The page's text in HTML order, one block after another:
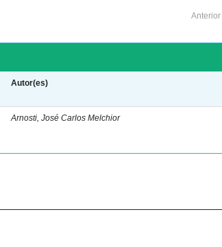
Anterior
Autor(es)
Arnosti, José Carlos Melchior